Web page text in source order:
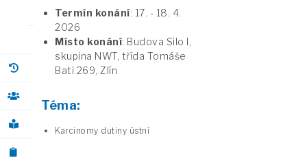
Termín konání: 17. - 18. 4.
2026
Místo konání: Budova Silo I,
skupina NWT, třída Tomáše
Bati 269, Zlín
Téma:
Karcinomy dutiny ústní